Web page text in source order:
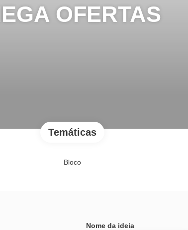
OFERTAS
Temáticas
Bloco
Nome da ideia